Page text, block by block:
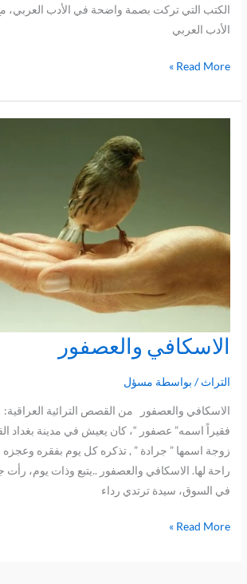
الكتب التي تركت بصمة واضحة في الأدب العربي،
الأدب العربي
الكتب
التي
تُنسى
Read More »
الاسكافي والعصفور
التراث/ بواسطة مسؤل
الاسكافي والعصفور من القصص الترائية
فقيراً اسمه” عصفور “، كان يعيش في مدينة بغداد
زوجة اسمها ” جرادة ” , تذكره كل يوم بفقره وعجزه
راحة لها. الاسكافي والعصفور ..يتبع وذات يوم،
في السوق، سيدة ترتدي رداء
الاسكافي
Read More »